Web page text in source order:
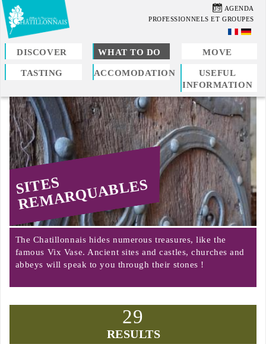
Skip
to
main
content
09 AGENDA
PROFESSIONNELS ET GROUPES
DISCOVER WHAT TO DO MOVE
TASTING ACCOMODATION
USEFUL
INFORMATION
You
are
here
SITES
REMARQUABLES
The Chatillonnais hides numerous treasures, like the
famous Vix Vase. Ancient sites and castles, churches and
abbeys will speak to you through their stones !
29
RESULTS